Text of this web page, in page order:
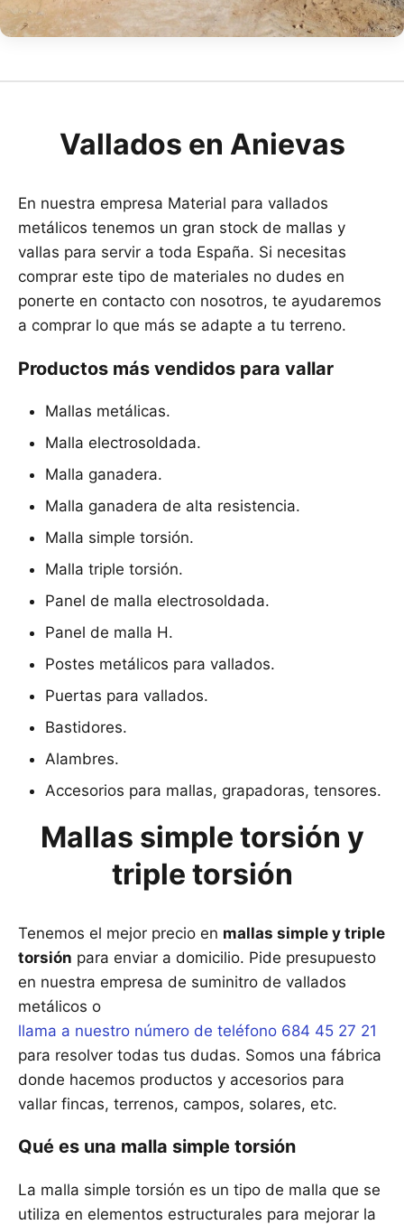
Vallados en Anievas
En nuestra empresa Material para vallados
metálicos tenemos un gran stock de mallas y
vallas para servir a toda España. Si necesitas
comprar este tipo de materiales no dudes en
ponerte en contacto con nosotros, te ayudaremos
a comprar lo que más se adapte a tu terreno.
Productos más vendidos para vallar
Mallas metálicas.
Malla electrosoldada.
Malla ganadera.
Malla ganadera de alta resistencia.
Malla simple torsión.
Malla triple torsión.
Panel de malla electrosoldada.
Panel de malla H.
Postes metálicos para vallados.
Puertas para vallados.
Bastidores.
Alambres.
Accesorios para mallas, grapadoras, tensores.
Mallas simple torsión y
triple torsión
Tenemos el mejor precio en mallas simple y triple
torsión para enviar a domicilio. Pide presupuesto
en nuestra empresa de suminitro de vallados
metálicos o
llama a nuestro número de teléfono 684 45 27 21
para resolver todas tus dudas. Somos una fábrica
donde hacemos productos y accesorios para
vallar fincas, terrenos, campos, solares, etc.
Qué es una malla simple torsión
La malla simple torsión es un tipo de malla que se
utiliza en elementos estructurales para mejorar la